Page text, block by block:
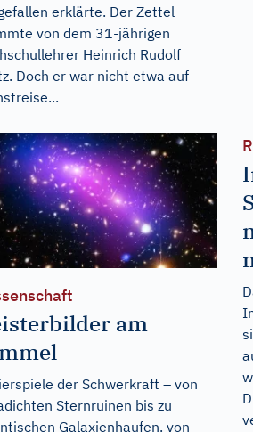
erklärte. Der Zettel
von dem 31-jährigen
Heinrich Rudolf
Doch er war nicht etwa auf
am
der Schwerkraft – von
Sternruinen bis zu
Galaxienhaufen. von